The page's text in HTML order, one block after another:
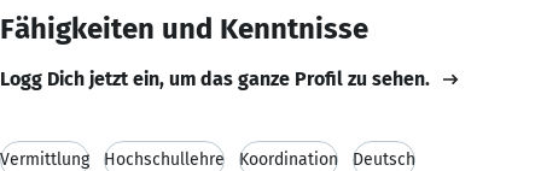
Fähigkeiten und Kenntnisse
Logg Dich jetzt ein, um das ganze Profil zu sehen.
Vermittlung Hochschullehre Koordination Deutsch